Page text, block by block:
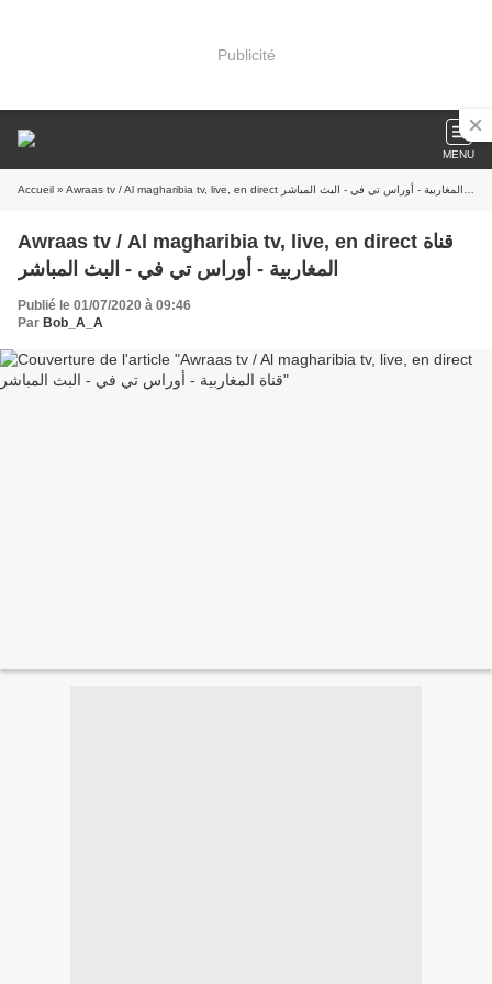
Publicité
MENU
Accueil » Awraas tv / Al magharibia tv, live, en direct قناة المغاربية - أوراس تي في - البث المباشر
Awraas tv / Al magharibia tv, live, en direct قناة
المغاربية - أوراس تي في - البث المباشر
Publié le 01/07/2020 à 09:46
Par Bob_A_A